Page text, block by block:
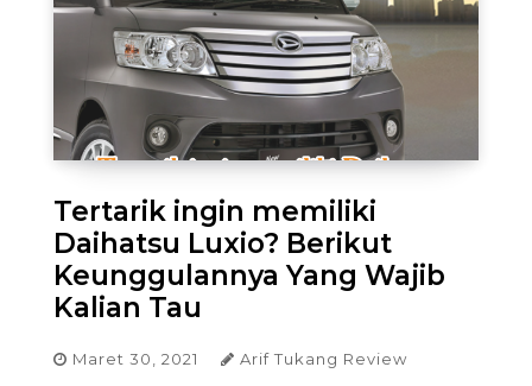
Tertarik ingin memiliki
Daihatsu Luxio? Berikut
Keunggulannya Yang Wajib
Kalian Tau
Maret 30, 2021 Arif Tukang Review